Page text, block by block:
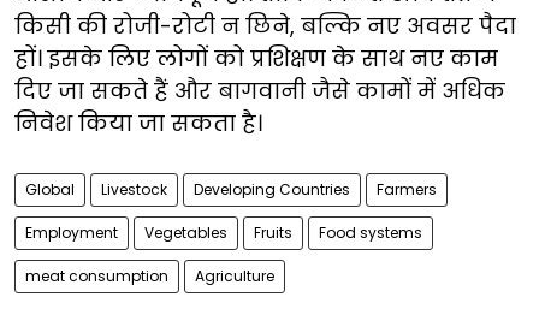
किसी की रोजी-रोटी न छिने, बल्कि नए अवसर पैदा
हों। इसके लिए लोगों को प्रशिक्षण के साथ नए काम
दिए जा सकते हैं और बागवानी जैसे कामों में अधिक
निवेश किया जा सकता है।
Global Livestock Developing Countries Farmers
Employment Vegetables Fruits Food systems
meat consumption Agriculture